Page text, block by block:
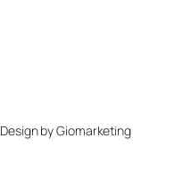
Design by Giomarketing